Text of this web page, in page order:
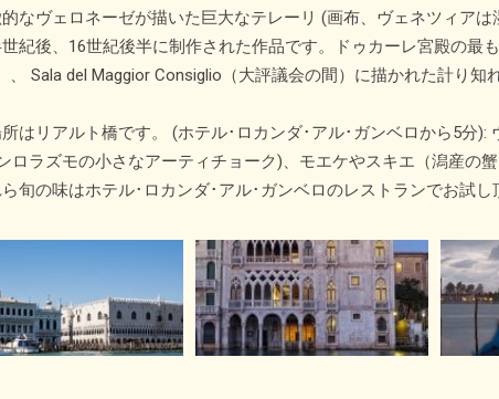
なヴェロネーゼが描いた巨大なテレーリ (画布、ヴェネツィア
紀後、16世紀後半に制作された作品です。ドゥカーレ宮殿の最
、 Sala del Maggior Consiglio（大評議会の間）に描かれた計り
はリアルト橋です。 (ホテル･ロカンダ･アル･ガンベロから5分
ロラズモの小さなアーティチョーク)、モエケやスキエ（潟産の
旬の味はホテル･ロカンダ･アル･ガンベロのレストランでお試し